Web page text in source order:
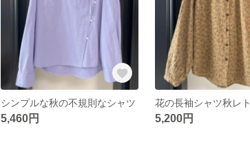
シンプルな秋の不規則なシャツ
5,460円 5,200円